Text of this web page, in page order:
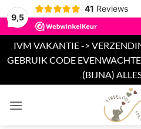
9,5
41 Reviews
IVM VAKANTIE ->
GEBRUIK CODE
(BIJNA)
naar